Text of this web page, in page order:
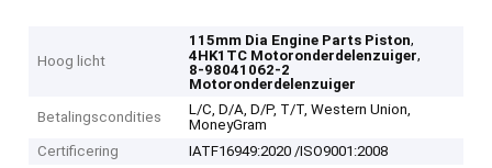
Hoog licht
115mm Dia Engine Parts Piston,
4HK1TC Motoronderdelenzuiger,
8-98041062-2
Motoronderdelenzuiger
Betalingscondities
L/C, D/A, D/P, T/T, Western Union,
MoneyGram
Certificering
IATF16949:2020 /ISO9001:2008